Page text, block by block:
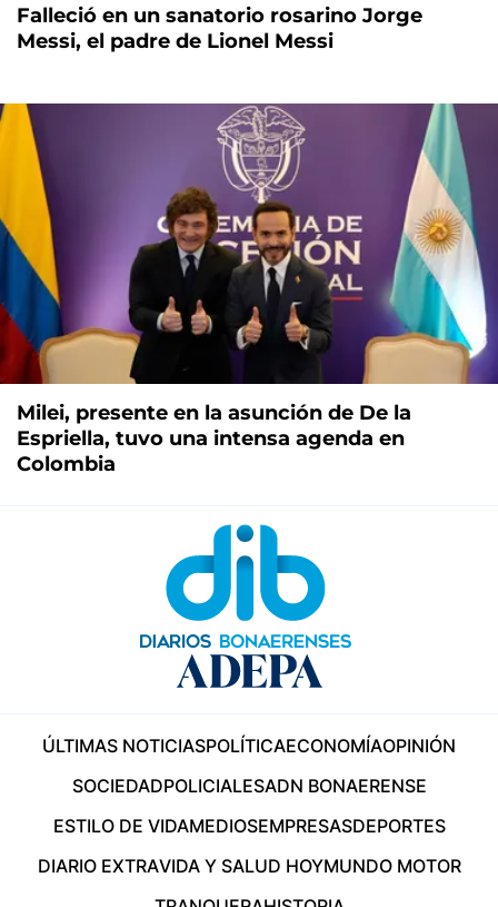
Falleció en un sanatorio rosarino Jorge
Messi, el padre de Lionel Messi
Milei, presente en la asunción de De la
Espriella, tuvo una intensa agenda en
Colombia
ÚLTIMAS NOTICIASPOLÍTICAECONOMÍAOPINIÓN
SOCIEDADPOLICIALESADN BONAERENSE
ESTILO DE VIDAMEDIOSEMPRESASDEPORTES
DIARIO EXTRAVIDA Y SALUD HOYMUNDO MOTOR